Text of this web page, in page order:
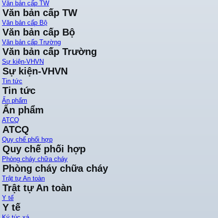
Văn bản cấp TW
Văn bản cấp TW
Văn bản cấp Bộ
Văn bản cấp Bộ
Văn bản cấp Trường
Văn bản cấp Trường
Sự kiện-VHVN
Sự kiện-VHVN
Tin tức
Tin tức
Ấn phẩm
Ấn phẩm
ATCQ
ATCQ
Quy chế phối hợp
Quy chế phối hợp
Phòng cháy chữa cháy
Phòng cháy chữa cháy
Trật tự An toàn
Trật tự An toàn
Y tế
Y tế